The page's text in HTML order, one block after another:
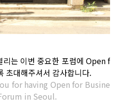
리는 이번 중요한 포럼에 Open f
초대해주셔서 감사합니다.
for having Open for Busine
in Seoul.